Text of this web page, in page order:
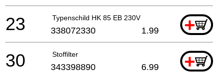
Typenschild HK 85 EB 230V +
23 338072330 1.99
Stoffilter +
30 343398890 6.99